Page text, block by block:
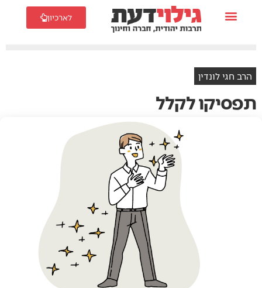
לארכיון
הרב חגי לונדין
תפסיקו‭ ‬לקלל